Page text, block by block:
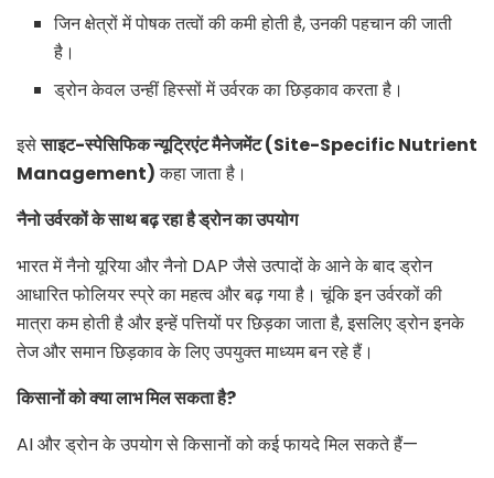
जिन क्षेत्रों में पोषक तत्वों की कमी होती है, उनकी पहचान की जाती
है।
ड्रोन केवल उन्हीं हिस्सों में उर्वरक का छिड़काव करता है।
इसेसाइट-स्पेसिफिक न्यूट्रिएंट मैनेजमेंट (Site-Specific Nutrient
Management)कहा जाता है।
नैनो उर्वरकों के साथ बढ़ रहा है ड्रोन का उपयोग
भारत में नैनो यूरिया और नैनो DAP जैसे उत्पादों के आने के बाद ड्रोन
आधारित फोलियर स्प्रे का महत्व और बढ़ गया है। चूंकि इन उर्वरकों की
मात्रा कम होती है और इन्हें पत्तियों पर छिड़का जाता है, इसलिए ड्रोन इनके
तेज और समान छिड़काव के लिए उपयुक्त माध्यम बन रहे हैं।
किसानों को क्या लाभ मिल सकता है?
AI और ड्रोन के उपयोग से किसानों को कई फायदे मिल सकते हैं—